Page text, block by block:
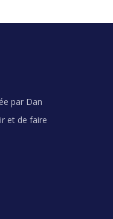
par Dan
et de faire